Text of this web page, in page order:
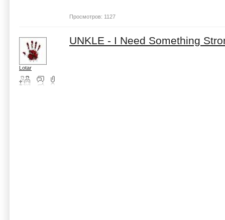
Просмотров: 1127
Lotar
UNKLE - I Need Something